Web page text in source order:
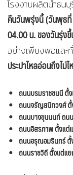
โรงงานผลิตน้ำธน
คืนวันพรุ่งนี้ (วันพุธที่
04.00 น. ของวันรุ่ง
อย่างเพียงพอและ
ประปาไหลอ่อนถึงไม่ไ
ถนนบรมราชชนนี ตั้
ถนนจรัญสนิทวงศ์
ถนนบางขุนนนท์ ถน
ถนนอิสรภาพ ตั้งแต่
ถนนอรุณอมรินทร์ ตั้
ถนนราชวิถี ตั้งแต่แ